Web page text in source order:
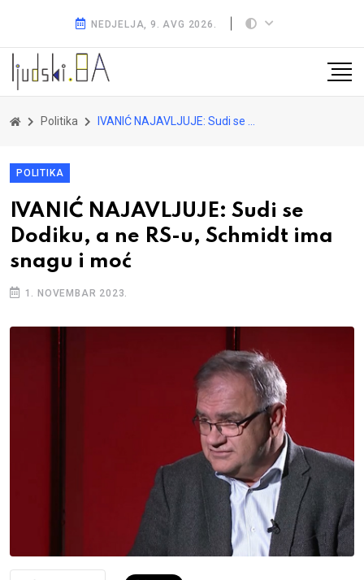
NEDJELJA, 9. AVG 2026.
Politika IVANIĆ NAJAVLJUJE: Sudi se Dodiku, a ne RS-u, Schmidt ima snagu i moć
POLITIKA
IVANIĆ NAJAVLJUJE: Sudi se
Dodiku, a ne RS-u, Schmidt ima
snagu i moć
1. NOVEMBAR 2023.